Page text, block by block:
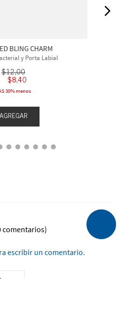
BLING CHARM
y Porta Labial
$12,00
$8,40
30% menos
AGREGAR
comentarios)
escribir un comentario.